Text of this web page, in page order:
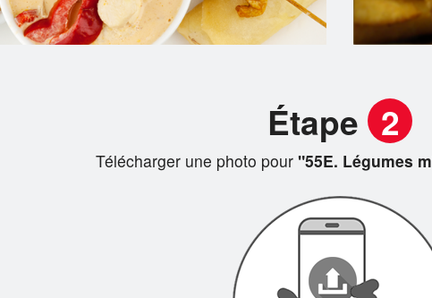
Étape 2
Télécharger une photo pour"55E. Légumes